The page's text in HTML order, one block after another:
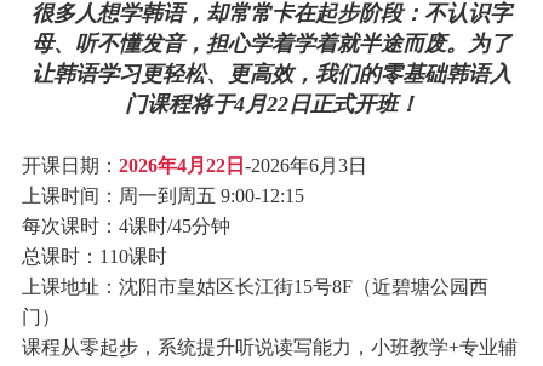
很多人想学韩语，却常常卡在起步阶段：不认识字
母、听不懂发音，担心学着学着就半途而废。为了
让韩语学习更轻松、更高效，我们的零基础韩语入
门课程将于4月22日正式开班！
开课日期： 2026年4月22日 -2026年6月3日
上课时间：周一到周五 9:00-12:15
每次课时：4课时/45分钟
总课时：110课时
上课地址：沈阳市皇姑区长江街15号8F（近碧塘公园西
门）
课程从零起步，系统提升听说读写能力，小班教学+专业辅